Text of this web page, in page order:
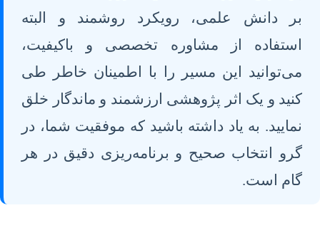
بر دانش علمی، رویکرد روشمند و البته
استفاده از مشاوره تخصصی و باکیفیت،
می‌توانید این مسیر را با اطمینان خاطر طی
کنید و یک اثر پژوهشی ارزشمند و ماندگار خلق
نمایید. به یاد داشته باشید که موفقیت شما، در
گرو انتخاب صحیح و برنامه‌ریزی دقیق در هر
گام است.